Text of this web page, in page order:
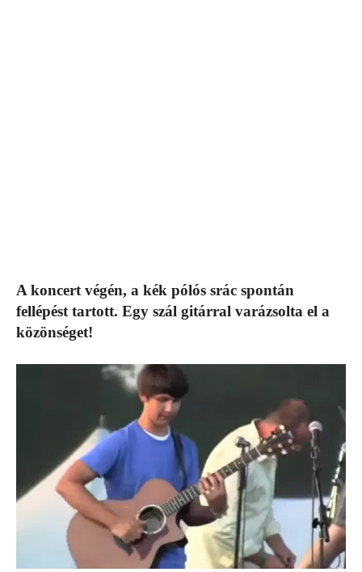
A koncert végén, a kék pólós srác spontán
fellépést tartott. Egy szál gitárral varázsolta el a
közönséget!